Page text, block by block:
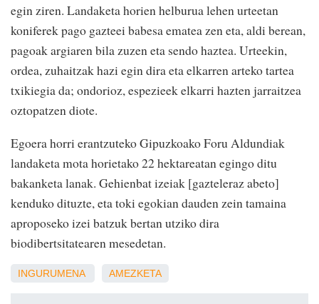
egin ziren. Landaketa horien helburua lehen urteetan
koniferek pago gazteei babesa ematea zen eta, aldi berean,
pagoak argiaren bila zuzen eta sendo haztea. Urteekin,
ordea, zuhaitzak hazi egin dira eta elkarren arteko tartea
txikiegia da; ondorioz, espezieek elkarri hazten jarraitzea
oztopatzen diote.
Egoera horri erantzuteko Gipuzkoako Foru Aldundiak
landaketa mota horietako 22 hektareatan egingo ditu
bakanketa lanak. Gehienbat izeiak [gazteleraz abeto]
kenduko dituzte, eta toki egokian dauden zein tamaina
aproposeko izei batzuk bertan utziko dira
biodibertsitatearen mesedetan.
INGURUMENA AMEZKETA